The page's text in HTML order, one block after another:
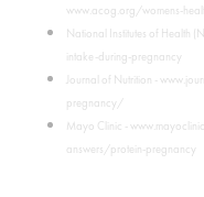
www.acog.org/womens-
National Institutes of Health
intake-during-pregnancy
Journal of Nutrition -
pregnancy/
Mayo Clinic -
answers/protein-pregnancy